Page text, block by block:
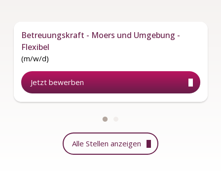
Betreuungskraft - Moers und Umgebung -
Flexibel
(m/w/d)
Jetzt bewerben
Alle Stellen anzeigen